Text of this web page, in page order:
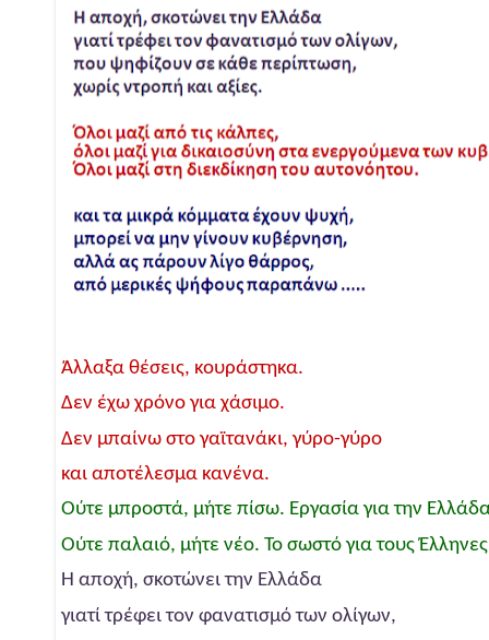
Άλλαξα θέσεις, κουράστηκα.
Δεν έχω χρόνο για χάσιμο.
Δεν μπαίνω στο γαϊτανάκι, γύρο-γύρο
και αποτέλεσμα κανένα.
Ούτε μπροστά, μήτε πίσω. Εργασία για την
Ούτε παλαιό, μήτε νέο. Το σωστό για τους
Η αποχή, σκοτώνει την Ελλάδα
γιατί τρέφει τον φανατισμό των ολίγων,